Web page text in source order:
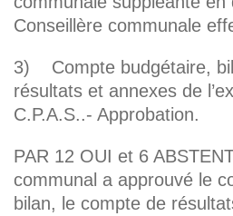
Conseillère communale
3) Compte budgétaire,
résultats et annexes de
C.P.A.S..- Approbation.
PAR 12 OUI et 6
communal a approuvé le
bilan, le compte de